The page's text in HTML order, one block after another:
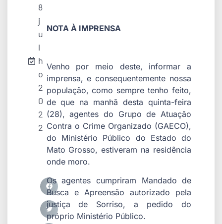
8
j
u
l
h
o
2
0
2
2
NOTA À IMPRENSA
Venho por meio deste, informar a
imprensa, e consequentemente nossa
população, como sempre tenho feito,
de que na manhã desta quinta-feira
(28), agentes do Grupo de Atuação
Contra o Crime Organizado (GAECO),
do Ministério Público do Estado do
Mato Grosso, estiveram na residência
onde moro.
Os agentes cumpriram Mandado de
Busca e Apreensão autorizado pela
justiça de Sorriso, a pedido do
próprio Ministério Público.